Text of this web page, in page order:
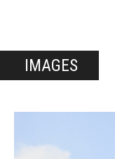
IMAGES